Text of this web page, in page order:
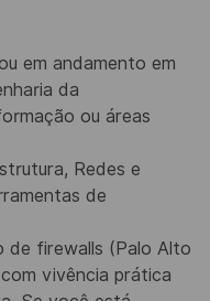
em andamento em
da
ou áreas
Redes e
de
de firewalls (Palo Alto
vivência prática